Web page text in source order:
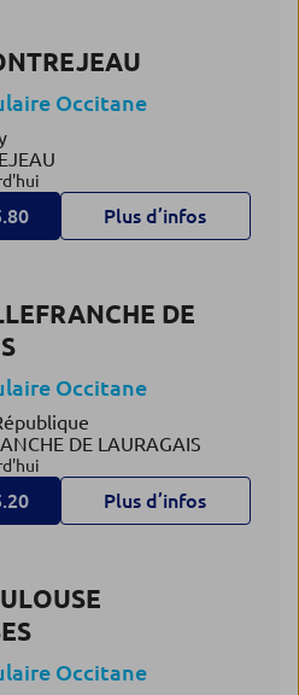
Occitane
Plus d’infos
DE
Occitane
DE LAURAGAIS
Plus d’infos
Occitane